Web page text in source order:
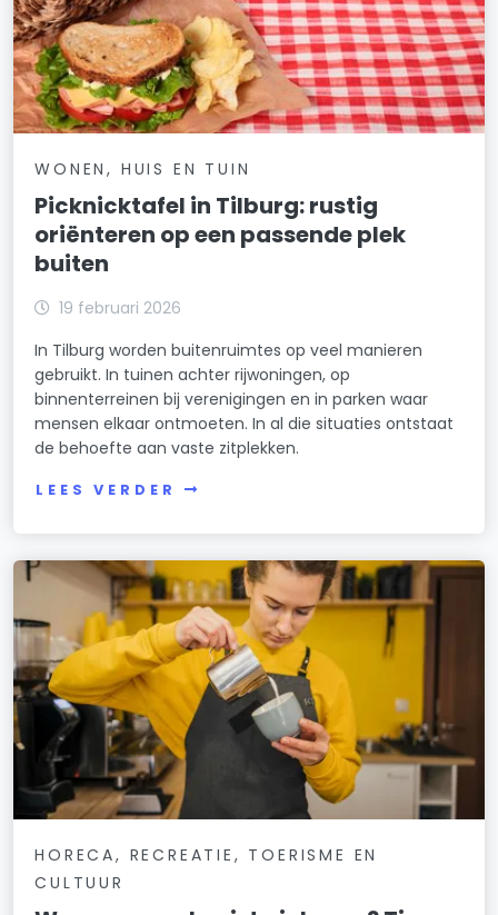
WONEN, HUIS EN TUIN
Picknicktafel in Tilburg: rustig
oriënteren op een passende plek
buiten
19 februari 2026
In Tilburg worden buitenruimtes op veel manieren
gebruikt. In tuinen achter rijwoningen, op
binnenterreinen bij verenigingen en in parken waar
mensen elkaar ontmoeten. In al die situaties ontstaat
de behoefte aan vaste zitplekken.
LEES VERDER
HORECA, RECREATIE, TOERISME EN
CULTUUR